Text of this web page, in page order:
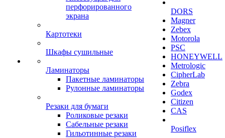
перфорированного
экрана
Картотеки
Шкафы сушильные
Ламинаторы
Пакетные ламинаторы
Рулонные ламинаторы
Резаки для бумаги
Роликовые резаки
Сабельные резаки
Гильотинные резаки
DORS
Magner
Zebex
Motorola
PSC
HONEYWELL
Metrologic
CipherLab
Zebra
Godex
Citizen
CAS
Posiflex